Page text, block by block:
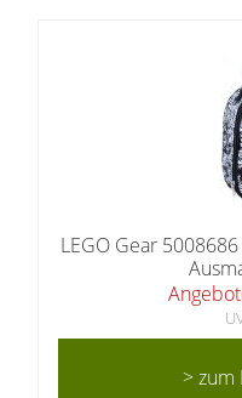
LEGO Gear
> zum